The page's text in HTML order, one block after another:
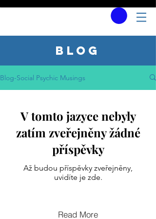
Blog
Blog-Social Psychic Musings
V tomto jazyce nebyly
zatím zveřejněny žádné
příspěvky
Až budou příspěvky zveřejněny,
uvidíte je zde.
Read More